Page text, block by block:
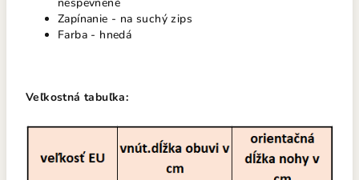
Zapínanie - na suchý zips
Farba - hnedá
Veľkostná tabuľka: